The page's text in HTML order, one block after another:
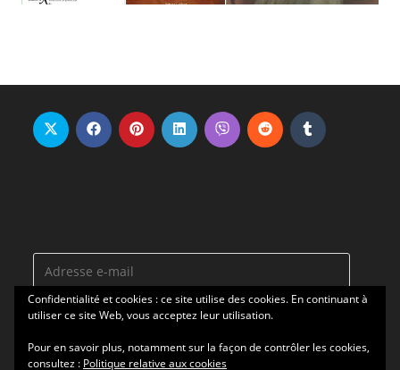
Adresse
e-
mail
ABONNEZ-VOUS
Confidentialité et cookies : ce site utilise des cookies. En continuant à
utiliser ce site Web, vous acceptez leur utilisation.
Pour en savoir plus, notamment sur la façon de contrôler les cookies,
consultez : Politique relative aux cookies